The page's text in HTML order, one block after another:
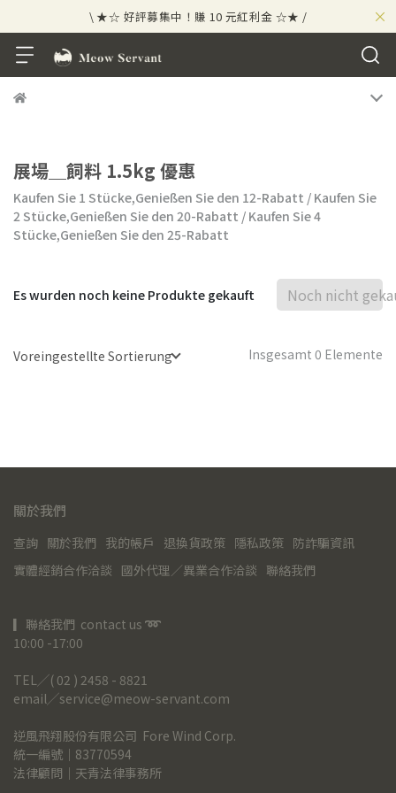
×
\ ★☆ 好評募集中！賺 10 元紅利金 ☆★ /
⟡⣠𝘄𝗲𝗹𝗰𝗼𝗺𝗲 ⁘ 新會員贈 50 元紅利金
\ ★☆ 好評募集中！賺 10 元紅利金 ☆★ /
展場＿飼料 1.5kg 優惠
Kaufen Sie 1 Stücke,Genießen Sie den 12-Rabatt / Kaufen Sie
2 Stücke,Genießen Sie den 20-Rabatt / Kaufen Sie 4
Stücke,Genießen Sie den 25-Rabatt
Es wurden noch keine Produkte gekauft Noch nicht
Voreingestellte Sortierung Insgesamt 0 Elemente
關於我們
查詢 關於我們 我的帳戶 退換貨政策 隱私政策 防詐騙資訊
實體經銷合作洽談 國外代理／異業合作洽談 聯絡我們
▎聯絡我們  contact us ➿
10:00 -17:00
TEL╱( 02 ) 2458 - 8821
email╱service@meow-servant.com
逆風飛翔股份有限公司  Fore Wind Corp.
統一編號｜83770594
法律顧問｜天青法律事務所